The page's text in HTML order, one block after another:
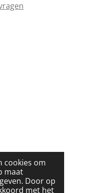
cookies om
maat
Door op
met het